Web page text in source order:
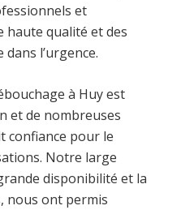
et
haute qualité et des
l’urgence.
à Huy est
et de nombreuses
confiance pour le
Notre large
disponibilité et la
nous ont permis